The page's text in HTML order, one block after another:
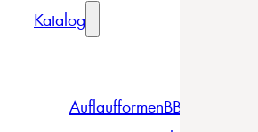
Katalog
AuflaufformenBBQ